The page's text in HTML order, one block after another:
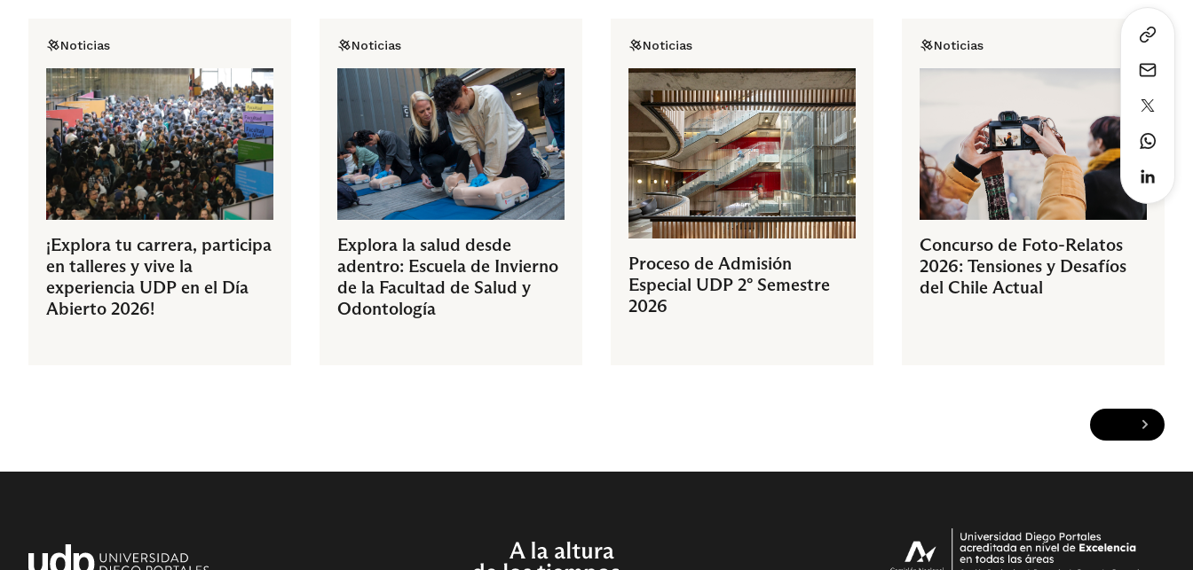
Noticias
¡Explora tu carrera, participa
en talleres y vive la
experiencia UDP en el Día
Abierto 2026!
Noticias
Explora la salud desde
adentro: Escuela de Invierno
de la Facultad de Salud y
Odontología
Noticias
Proceso de Admisión
Especial UDP 2° Semestre
2026
Noticias
Concurso de Foto-Relatos
2026: Tensiones y Desafíos
del Chile Actual